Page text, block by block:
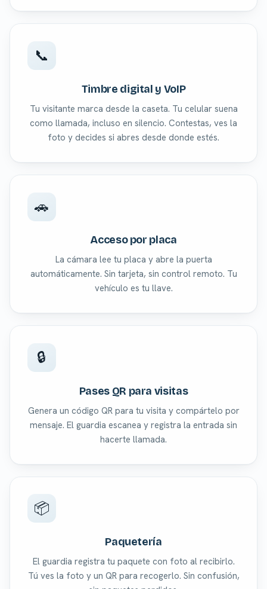
📞
Timbre digital y VoIP
Tu visitante marca desde la caseta. Tu celular suena
como llamada, incluso en silencio. Contestas, ves la
foto y decides si abres desde donde estés.
🚗
Acceso por placa
La cámara lee tu placa y abre la puerta
automáticamente. Sin tarjeta, sin control remoto. Tu
vehículo es tu llave.
🔒
Pases QR para visitas
Genera un código QR para tu visita y compártelo por
mensaje. El guardia escanea y registra la entrada sin
hacerte llamada.
📦
Paquetería
El guardia registra tu paquete con foto al recibirlo.
Tú ves la foto y un QR para recogerlo. Sin confusión,